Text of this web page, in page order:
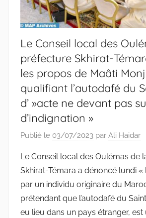
Le Conseil local des
préfecture Skhirat-
les propos de Maâti
qualifiant l’autodafé du
d’ »acte ne devant pas
d’indignation »
Publié le 03/07/2023 par Ali Haidar
Le Conseil local des Oulémas de
Skhirat-Témara a dénoncé lundi
par un individu originaire du
prétendant que l’autodafé du
eu lieu dans un pays étranger, est